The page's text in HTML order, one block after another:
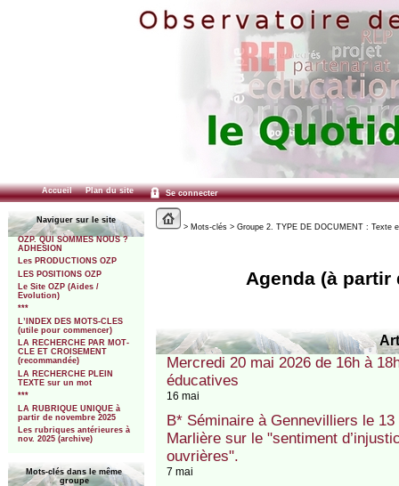
Accueil Plan du site Se connecter
Naviguer sur le site
OZP. QUI SOMMES NOUS ?
ADHESION
Les PRODUCTIONS OZP
LES POSITIONS OZP
Le Site OZP (Aides /
Evolution)
***
L’INDEX DES MOTS-CLES
(utile pour commencer)
LA RECHERCHE PAR MOT-
CLE ET CROISEMENT
(recommandée)
LA RECHERCHE PLEIN
TEXTE sur un mot
***
LA RUBRIQUE UNIQUE à
partir de novembre 2025
Les rubriques antérieures à
nov. 2025 (archive)
Mots-clés dans le même
groupe
> Mots-clés > Groupe 2. TYPE DE DOCUMENT : Texte
Agenda (à partir
Mercredi 20 mai 2026 de 16h à
éducatives
16 mai
B* Séminaire à Gennevilliers le
Marlière sur le "sentiment
ouvrières".
7 mai